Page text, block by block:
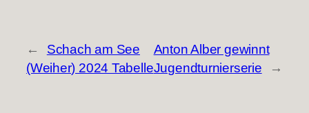
←
Schach am See
(Weiher) 2024 Tabelle
Anton Alber gewinnt
Jugendturnierserie
→